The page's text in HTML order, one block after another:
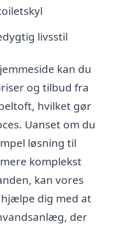
livsstil
kan du
og tilbud fra
hvilket gør
Uanset om du
løsning til
komplekst
kan vores
dig med at
der